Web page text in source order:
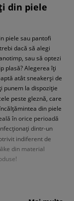
din piele
piele sau pantofi
dacă să alegi
sau să optezi
plasă? Alegerea îți
atât sneakerși de
punem la dispoziție
peste gleznă, care
din piele
în orice perioadă
dintr-un
indiferent de
din material
stilul anilor ‘80? Sau